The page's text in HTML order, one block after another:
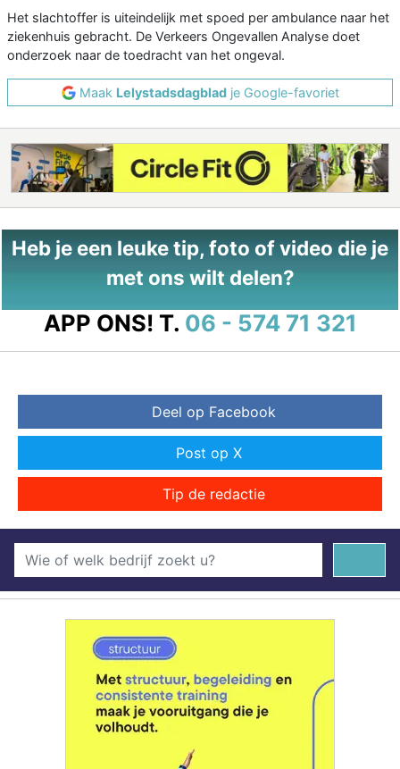
Het slachtoffer is uiteindelijk met spoed per ambulance naar het
ziekenhuis gebracht. De Verkeers Ongevallen Analyse doet
onderzoek naar de toedracht van het ongeval.
Maak Lelystadsdagbladje Google-favoriet
Heb je een leuke tip, foto of video die je
met ons wilt delen?
APP ONS! T. 06 - 574 71 321
Deel op Facebook
Post op X
Tip de redactie